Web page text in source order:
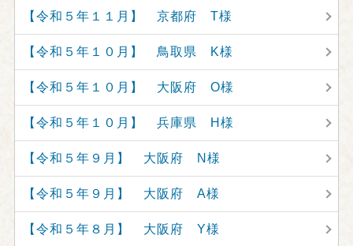
【令和５年１１月】 京都府 T様
【令和５年１０月】 鳥取県 K様
【令和５年１０月】 大阪府 O様
【令和５年１０月】 兵庫県 H様
【令和５年９月】 大阪府 N様
【令和５年９月】 大阪府 A様
【令和５年８月】 大阪府 Y様